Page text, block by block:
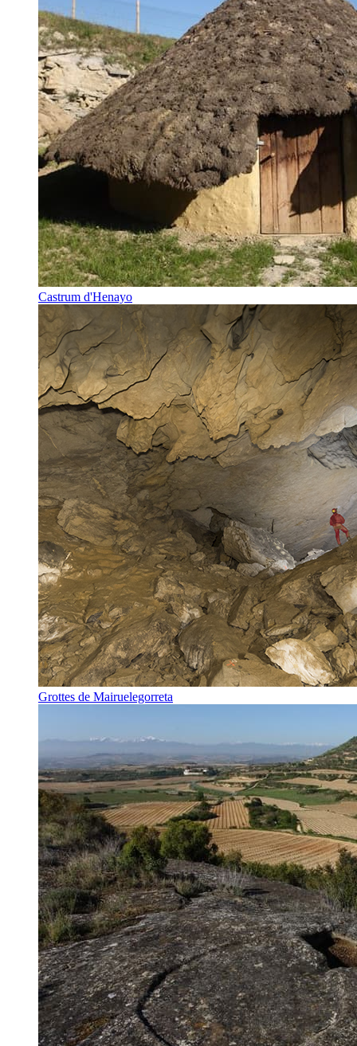
Castrum d'Henayo
Grottes de Mairuelegorreta